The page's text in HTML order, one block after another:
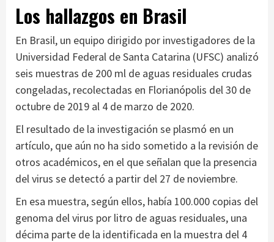
Los hallazgos en Brasil
En Brasil, un equipo dirigido por investigadores de la
Universidad Federal de Santa Catarina (UFSC) analizó
seis muestras de 200 ml de aguas residuales crudas
congeladas, recolectadas en Florianópolis del 30 de
octubre de 2019 al 4 de marzo de 2020.
El resultado de la investigación se plasmó en un
artículo, que aún no ha sido sometido a la revisión de
otros académicos, en el que señalan que la presencia
del virus se detectó a partir del 27 de noviembre.
En esa muestra, según ellos, había 100.000 copias del
genoma del virus por litro de aguas residuales, una
décima parte de la identificada en la muestra del 4